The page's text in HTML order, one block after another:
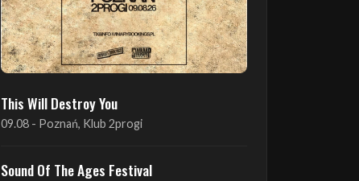
This Will Destroy You
09.08 - Poznań, Klub 2progi
Sound Of The Ages Festival